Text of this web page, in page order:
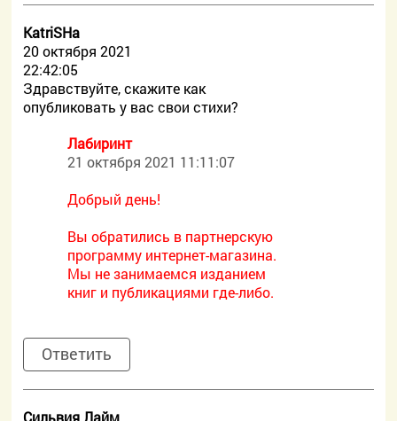
KatriSHa
20 октября 2021
22:42:05
Здравствуйте, скажите как
опубликовать у вас свои стихи?
Лабиринт
21 октября 2021 11:11:07
Добрый день!
Вы обратились в партнерскую
программу интернет-магазина.
Мы не занимаемся изданием
книг и публикациями где-либо.
Ответить
Сильвия Лайм